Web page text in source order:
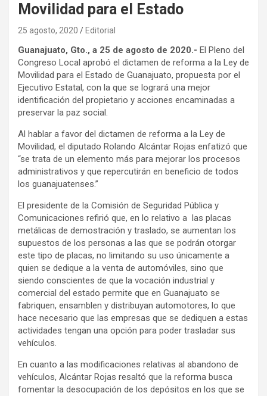
Movilidad para el Estado
25 agosto, 2020 Editorial
Guanajuato, Gto., a 25 de agosto de 2020.- El Pleno del
Congreso Local aprobó el dictamen de reforma a la Ley de
Movilidad para el Estado de Guanajuato, propuesta por el
Ejecutivo Estatal, con la que se logrará una mejor
identificación del propietario y acciones encaminadas a
preservar la paz social.
Al hablar a favor del dictamen de reforma a la Ley de
Movilidad, el diputado Rolando Alcántar Rojas enfatizó que
“se trata de un elemento más para mejorar los procesos
administrativos y que repercutirán en beneficio de todos
los guanajuatenses.”
El presidente de la Comisión de Seguridad Pública y
Comunicaciones refirió que, en lo relativo a las placas
metálicas de demostración y traslado, se aumentan los
supuestos de los personas a las que se podrán otorgar
este tipo de placas, no limitando su uso únicamente a
quien se dedique a la venta de automóviles, sino que
siendo conscientes de que la vocación industrial y
comercial del estado permite que en Guanajuato se
fabriquen, ensamblen y distribuyan automotores, lo que
hace necesario que las empresas que se dediquen a estas
actividades tengan una opción para poder trasladar sus
vehículos.
En cuanto a las modificaciones relativas al abandono de
vehículos, Alcántar Rojas resaltó que la reforma busca
fomentar la desocupación de los depósitos en los que se